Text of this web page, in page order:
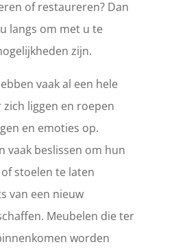
of restaureren? Dan
langs om met u te
zijn.
vaak al een hele
liggen en roepen
en emoties op.
vaak beslissen om hun
stoelen te laten
van een nieuw
Meubelen die ter
worden